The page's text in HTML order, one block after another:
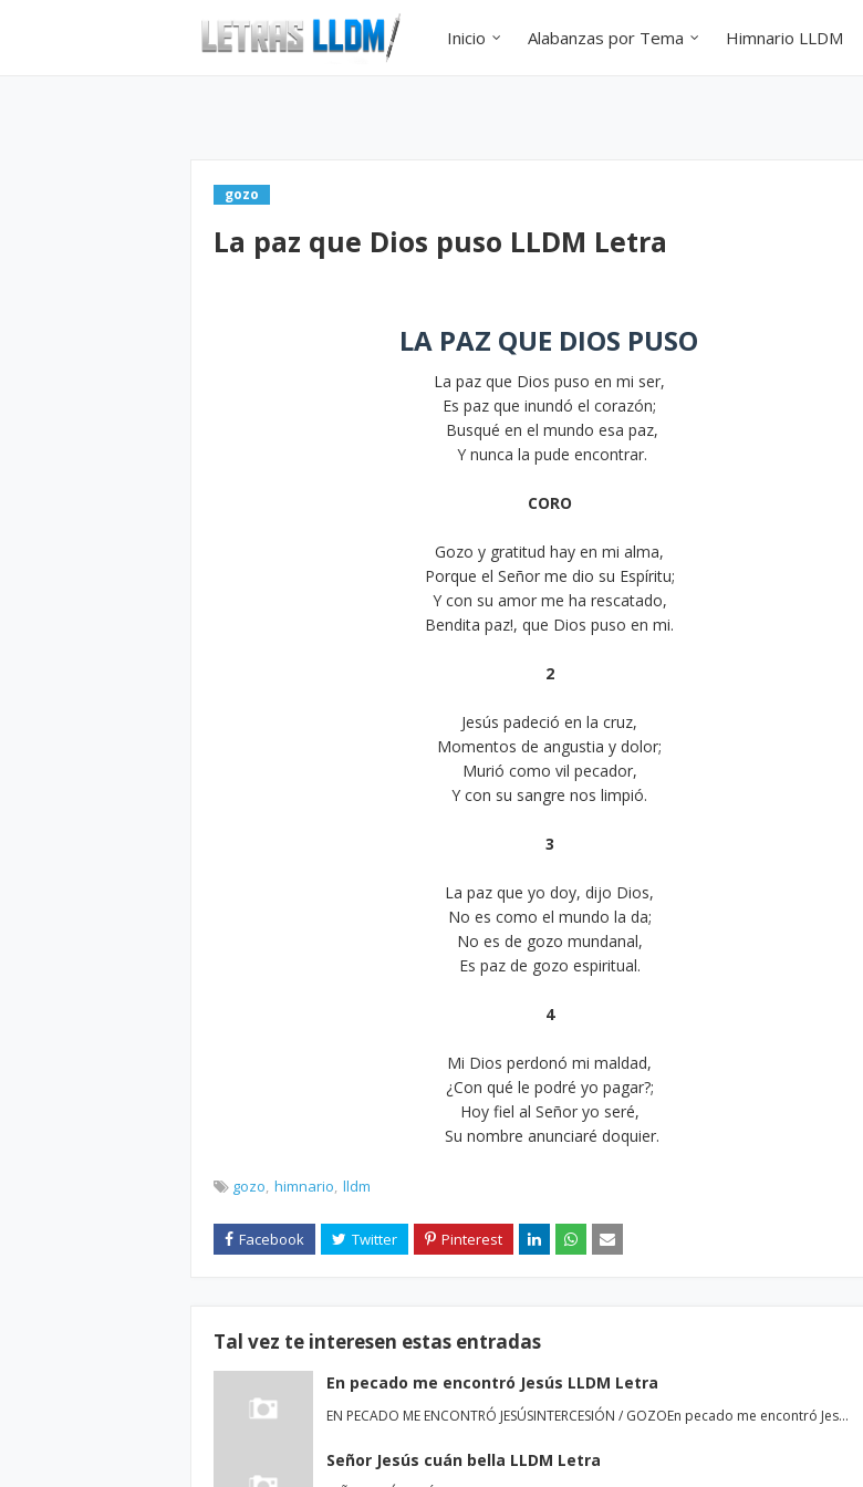
Inicio Alabanzas por Tema Himnario LLDM
gozo
La paz que Dios puso LLDM Letra
LA PAZ QUE DIOS PUSO
La paz que Dios puso en mi ser,
Es paz que inundó el corazón;
Busqué en el mundo esa paz,
Y nunca la pude encontrar.
CORO
Gozo y gratitud hay en mi alma,
Porque el Señor me dio su Espíritu;
Y con su amor me ha rescatado,
Bendita paz!, que Dios puso en mi.
2
Jesús padeció en la cruz,
Momentos de angustia y dolor;
Murió como vil pecador,
Y con su sangre nos limpió.
3
La paz que yo doy, dijo Dios,
No es como el mundo la da;
No es de gozo mundanal,
Es paz de gozo espiritual.
4
Mi Dios perdonó mi maldad,
¿Con qué le podré yo pagar?;
Hoy fiel al Señor yo seré,
Su nombre anunciaré doquier.
gozo himnario lldm
Tal vez te interesen estas entradas
En pecado me encontró Jesús LLDM Letra
EN PECADO ME ENCONTRÓ JESÚSINTERCESIÓN / GOZOEn pecado me encontró Jes…
Señor Jesús cuán bella LLDM Letra